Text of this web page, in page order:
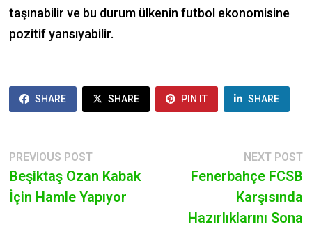
taşınabilir ve bu durum ülkenin futbol ekonomisine
pozitif yansıyabilir.
SHARE SHARE PIN IT SHARE
POST
NAVIGATION
PREVIOUS POSTPrevious
post:
Beşiktaş Ozan Kabak
İçin Hamle Yapıyor
NEXT POST
Fenerbahçe FCSB
Karşısında
Hazırlıklarını Sona